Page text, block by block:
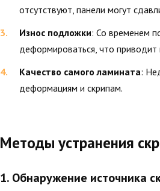
отсутствуют, панели могут
Износ подложки: Со временем
деформироваться, что приводит
Качество самого ламината:
деформациям и скрипам.
Методы устранения
1. Обнаружение источника